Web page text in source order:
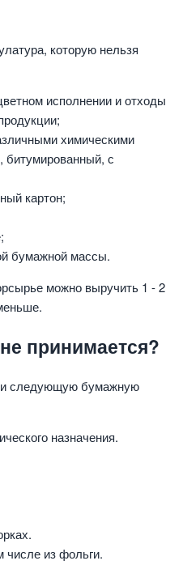
которую нельзя
исполнении и отходы
химическими
битумированный, с
картон;
бумажной массы.
можно выручить 1 - 2
принимается?
следующую бумажную
назначения.
числе из фольги.